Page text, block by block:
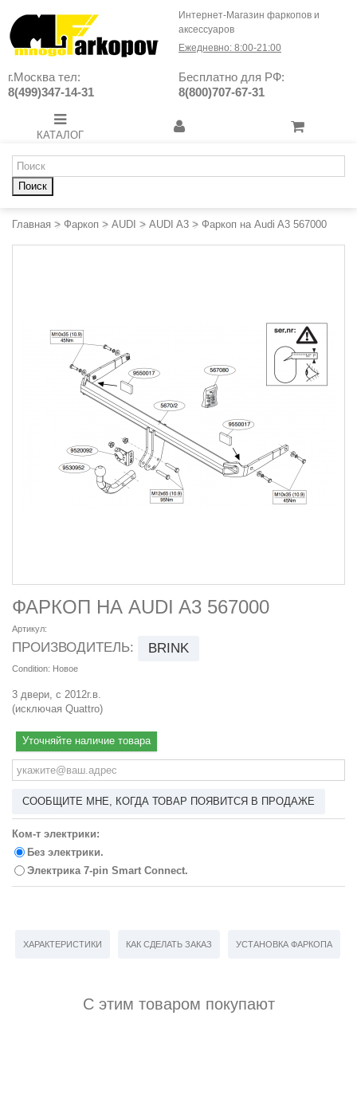
Интернет-Магазин фаркопов и
аксессуаров
Ежедневно: 8:00-21:00
г.Москва тел:
8(499)347-14-31
Бесплатно для РФ:
8(800)707-67-31
КАТАЛОГ
Поиск
Главная > Фаркоп > AUDI > AUDI A3 > Фаркоп на Audi A3 567000
ФАРКОП НА AUDI A3 567000
Артикул:
ПРОИЗВОДИТЕЛЬ: BRINK
Condition: Новое
3 двери, с 2012г.в.
(исключая Quattro)
Уточняйте наличие товара
СООБЩИТЕ МНЕ, КОГДА ТОВАР ПОЯВИТСЯ В ПРОДАЖЕ
Ком-т электрики:
Без электрики.
Электрика 7-pin Smart Connect.
ХАРАКТЕРИСТИКИ КАК СДЕЛАТЬ ЗАКАЗ УСТАНОВКА ФАРКОПА
С этим товаром покупают